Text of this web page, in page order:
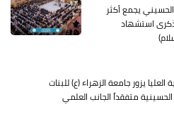
يجمع أكثر
ذكرى استشهاد
يزور جامعة الزهراء (ع) للبنات
الحسينية متفقداً الجانب العلمي